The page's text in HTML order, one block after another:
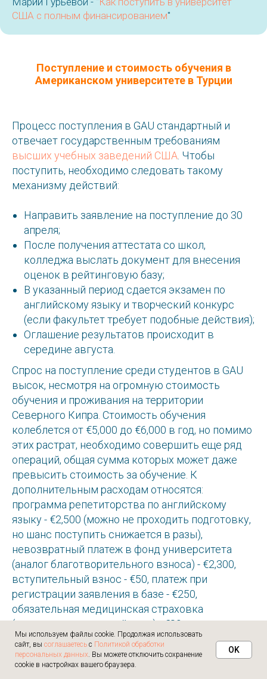
США с полным финансированием"
Поступление и стоимость обучения в
Американском университете в Турции
Процесс поступления в GAU стандартный и
отвечает государственным требованиям
высших учебных заведений США. Чтобы
поступить, необходимо следовать такому
механизму действий:
Направить заявление на поступление до 30
апреля;
После получения аттестата со школ,
колледжа выслать документ для внесения
оценок в рейтинговую базу;
В указанный период сдается экзамен по
английскому языку и творческий конкурс
(если факультет требует подобные действия);
Оглашение результатов происходит в
середине августа.
Спрос на поступление среди студентов в GAU
высок, несмотря на огромную стоимость
обучения и проживания на территории
Северного Кипра. Стоимость обучения
колеблется от €5,000 до €6,000 в год, но помимо
этих растрат, необходимо совершить еще ряд
операций, общая сумма которых может даже
превысить стоимость за обучение. К
дополнительным расходам относятся:
программа репетиторства по английскому
языку - €2,500 (можно не проходить подготовку,
но шанс поступить снижается в разы),
невозвратный платеж в фонд университета
(аналог благотворительного взноса) - €2,300,
вступительный взнос - €50, платеж при
регистрации заявления в базе - €250,
обязательная медицинская страховка
(покупается на каждый курс) - €80, плата за
предстоящие культурные мероприятия,
проводимые на территории кампуса - €125, 5%
налога на добавленную стоимость от суммы за
Связаться с нами:
© 2026 StudyGlobal.
+7 (495) 145-32-50
Мы используем файлы cookie. Продолжая использовать
сайт, вы соглашаетесь с Политикой обработки
персональных данных. Вы можете отключить сохранение
cookie в настройках вашего браузера.
OK